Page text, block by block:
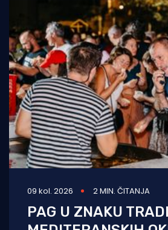
09 kol. 2026 2 MIN. ČITANJA
PAG U ZNAKU